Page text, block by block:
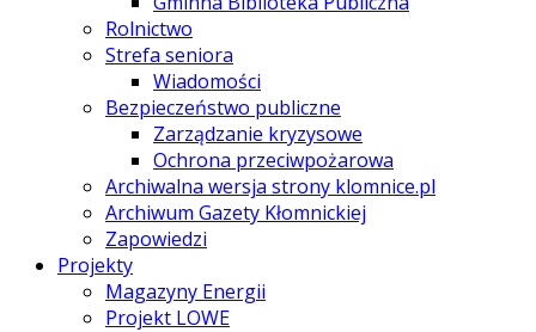
Rolnictwo
Strefa seniora
Wiadomości
Bezpieczeństwo publiczne
Zarządzanie kryzysowe
Ochrona przeciwpożarowa
Archiwalna wersja strony klomnice.pl
Archiwum Gazety Kłomnickiej
Zapowiedzi
Projekty
Magazyny Energii
Projekt LOWE